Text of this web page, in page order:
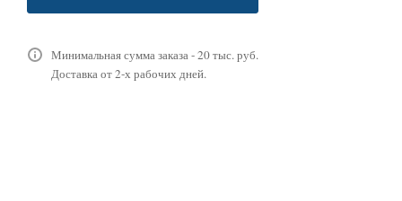
Минимальная сумма заказа - 20 тыс. руб.
Доставка от 2-х рабочих дней.